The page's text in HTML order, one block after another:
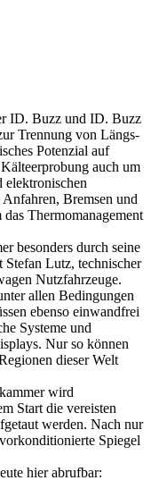
ID. Buzz und ID. Buzz
Trennung von Längs-
Potenzial auf
auch um
elektronischen
Bremsen und
Thermomanagement
besonders durch seine
Stefan Lutz, technischer
Nutzfahrzeuge.
allen Bedingungen
ebenso einwandfrei
Systeme und
Nur so können
dieser Welt
wird
Start die vereisten
werden. Nach nur
Spiegel
hier abrufbar: